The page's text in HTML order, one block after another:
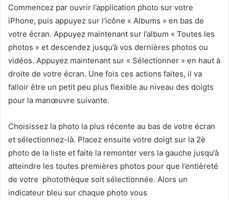
Commencez par ouvrir l’application photo sur votre
iPhone, puis appuyez sur l’icône « Albums » en bas de
votre écran. Appuyez maintenant sur l’album « Toutes les
photos » et descendez jusqu’à vos dernières photos ou
vidéos. Appuyez maintenant sur « Sélectionner » en haut à
droite de votre écran. Une fois ces actions faites, il va
falloir être un petit peu plus flexible au niveau des doigts
pour la manœuvre suivante.
Choisissez la photo la plus récente au bas de votre écran
et sélectionnez-là. Placez ensuite votre doigt sur la 2è
photo de la liste et faite la remonter vers la gauche jusqu’à
atteindre les toutes premières photos pour que l’entièreté
de votre photothèque soit sélectionnée. Alors un
indicateur bleu sur chaque photo vous